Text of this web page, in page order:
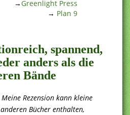
→Greenlight Press
→ Plan 9
spannend,
anders als die
Bände
Meine Rezension kann kleine
Bücher enthalten,